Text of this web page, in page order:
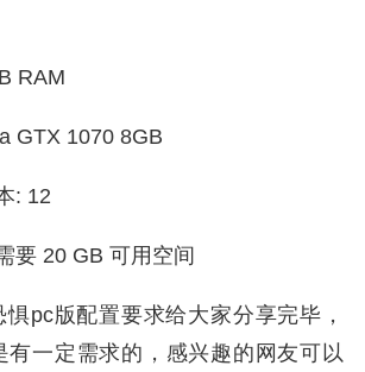
RAM
GTX 1070 8GB
: 12
要 20 GB 可用空间
惧pc版配置要求给大家分享完毕，
有一定需求的，感兴趣的网友可以